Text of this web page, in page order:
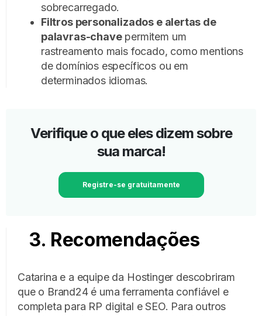
sobrecarregado.
Filtros personalizados e alertas de
palavras-chavepermitem um
rastreamento mais focado, como mentions
de domínios específicos ou em
determinados idiomas.
Verifique o que eles dizem sobre
sua marca!
Registre-se gratuitamente
3. Recomendações
Catarina e a equipe da Hostinger descobriram
que o Brand24 é uma ferramenta confiável e
completa para RP digital e SEO. Para outros